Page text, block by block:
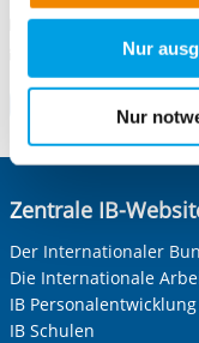
nachfolgender
Zwecke
für die Zukunft
Cookies, die
aufgerufenen und
berechtigter
Einwilligung.
Nur
Nur
Faxnummer
0 731 140067-25
E-Mail an
E-Mail schreiben
Zum Standort
Zentrale IB-
Der Internationaler
Die Internationale
IB Personalentwicklung
IB Schulen